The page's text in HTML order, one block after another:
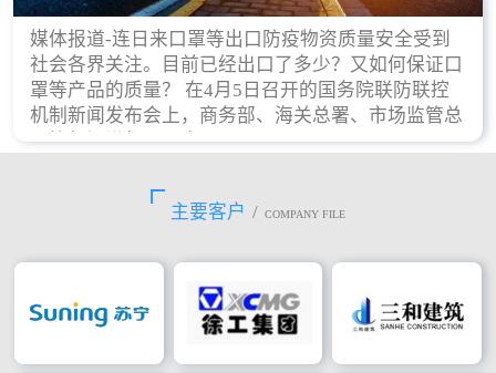
媒体报道-连日来口罩等出口防疫物资质量安全受到
社会各界关注。目前已经出口了多少？又如何保证口
罩等产品的质量？ 在4月5日召开的国务院联防联控
机制新闻发布会上，商务部、海关总署、市场监管总
局等部门进行了回应。
主要客户 / COMPANY FILE